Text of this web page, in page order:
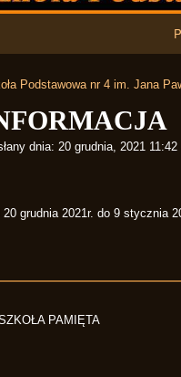
Podstawowa nr 4 im. Jana
dnia: 20 grudnia, 2021 11:42
20 grudnia 2021r. do 9 stycznia
PAMIĘTA